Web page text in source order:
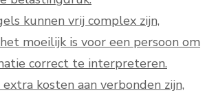
kunnen vrij complex zijn,
moeilijk is voor een persoon om
correct te interpreteren.
kosten aan verbonden zijn,